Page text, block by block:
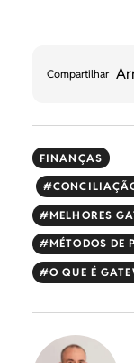
Compartilhar
FINANÇAS
MELHORES
MÉTODOS DE
O QUE É